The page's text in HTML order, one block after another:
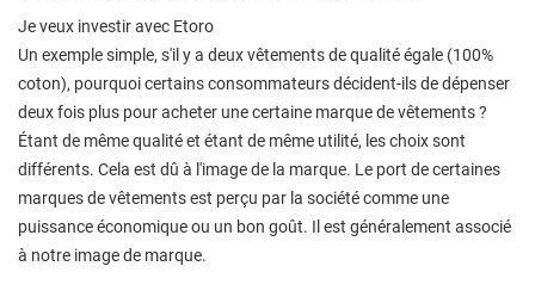
Je veux investir avec Etoro
Un exemple simple, s'il y a deux vêtements de qualité égale (100%
coton), pourquoi certains consommateurs décident-ils de dépenser
deux fois plus pour acheter une certaine marque de vêtements ?
Étant de même qualité et étant de même utilité, les choix sont
différents. Cela est dû à l'image de la marque. Le port de certaines
marques de vêtements est perçu par la société comme une
puissance économique ou un bon goût. Il est généralement associé
à notre image de marque.